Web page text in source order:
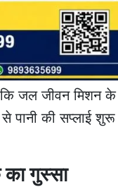
कि जल जीवन मिशन
पानी की सप्लाई शुरू
गुस्सा